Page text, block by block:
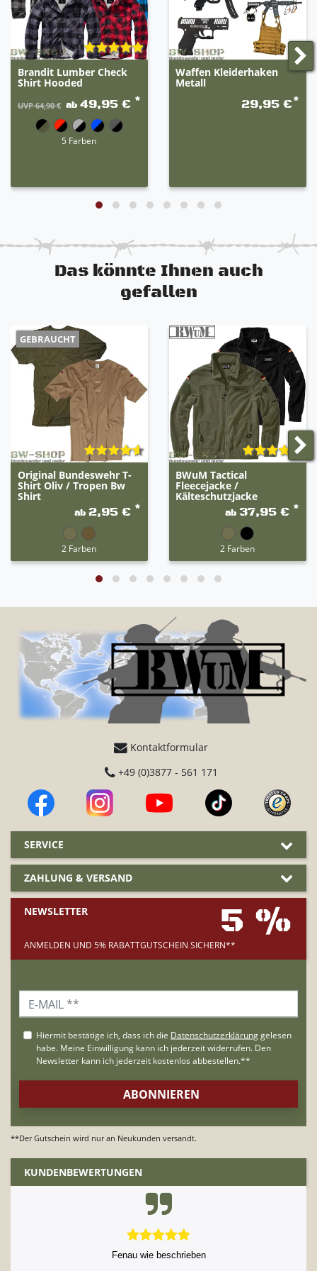
Uniformteile darstellen. Wir verkaufen diese
ausschließlich noch zu Deko-Zwecken. Sämtliche
Polizeischilder und Wappen müssen vor dem
Gebrauch in der Öffentlichkeit entfernt werden!
Brandit Lumber Check
Shirt Hooded
UVP 64,90 € ab49,95 € *
5 Farben
Waffen Kleiderhaken
Metall
29,95 €*
Das könnte Ihnen auch
gefallen
GEBRAUCHT
Original Bundeswehr T-
Shirt Oliv / Tropen Bw
Shirt
ab 2,95 € *
2 Farben
BWuM Tactical
Fleecejacke /
Kälteschutzjacke
ab 37,95 € *
2 Farben
Kontaktformular
+49 (0)3877 - 561 171
SERVICE
ZAHLUNG & VERSAND
NEWSLETTER 5 %
ANMELDEN UND 5% RABATTGUTSCHEIN SICHERN**
**Der Gutschein wird nur an Neukunden versandt.
KUNDENBEWERTUNGEN
Fenau wie beschrieben